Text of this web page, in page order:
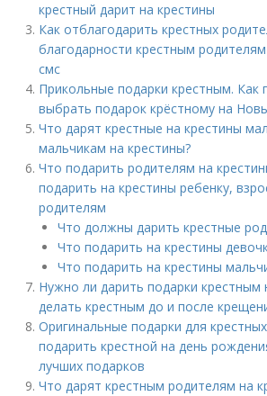
крестный дарит на крестины
Как отблагодарить крестных
благодарности крестным
смс
Прикольные подарки крестным. Как
выбрать подарок крёстному на
Что дарят крестные на крестины
мальчикам на крестины?
Что подарить родителям на
подарить на крестины ребенку,
родителям
Что должны дарить крестные
Что подарить на крестины
Что подарить на крестины
Нужно ли дарить подарки крестным
делать крестным до и после
Оригинальные подарки для
подарить крестной на день
лучших подарков
Что дарят крестным родителям на